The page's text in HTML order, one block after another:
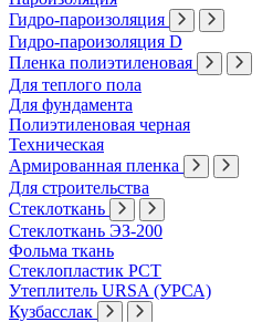
Гидро-пароизоляция
Гидро-пароизоляция D
Пленка полиэтиленовая
Для теплого пола
Для фундамента
Полиэтиленовая черная
Техническая
Армированная пленка
Для строительства
Стеклоткань
Стеклоткань ЭЗ-200
Фольма ткань
Стеклопластик РСТ
Утеплитель URSA (УРСА)
Кузбасслак